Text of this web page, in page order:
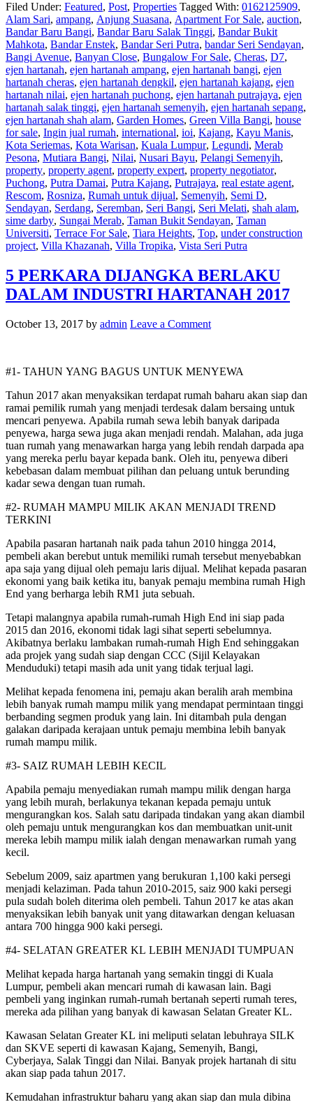
Filed Under: Featured, Post, Properties Tagged With: 0162125909,
Alam Sari, ampang, Anjung Suasana, Apartment For Sale, auction,
Bandar Baru Bangi, Bandar Baru Salak Tinggi, Bandar Bukit
Mahkota, Bandar Enstek, Bandar Seri Putra, bandar Seri Sendayan,
Bangi Avenue, Banyan Close, Bungalow For Sale, Cheras, D7,
ejen hartanah, ejen hartanah ampang, ejen hartanah bangi, ejen
hartanah cheras, ejen hartanah dengkil, ejen hartanah kajang, ejen
hartanah nilai, ejen hartanah puchong, ejen hartanah putrajaya, ejen
hartanah salak tinggi, ejen hartanah semenyih, ejen hartanah sepang,
ejen hartanah shah alam, Garden Homes, Green Villa Bangi, house
for sale, Ingin jual rumah, international, ioi, Kajang, Kayu Manis,
Kota Seriemas, Kota Warisan, Kuala Lumpur, Legundi, Merab
Pesona, Mutiara Bangi, Nilai, Nusari Bayu, Pelangi Semenyih,
property, property agent, property expert, property negotiator,
Puchong, Putra Damai, Putra Kajang, Putrajaya, real estate agent,
Rescom, Rosniza, Rumah untuk dijual, Semenyih, Semi D,
Sendayan, Serdang, Seremban, Seri Bangi, Seri Melati, shah alam,
sime darby, Sungai Merab, Taman Bukit Sendayan, Taman
Universiti, Terrace For Sale, Tiara Heights, Top, under construction
project, Villa Khazanah, Villa Tropika, Vista Seri Putra
5 PERKARA DIJANGKA BERLAKU
DALAM INDUSTRI HARTANAH 2017
October 13, 2017 by admin Leave a Comment
#1- TAHUN YANG BAGUS UNTUK MENYEWA
Tahun 2017 akan menyaksikan terdapat rumah baharu akan siap dan
ramai pemilik rumah yang menjadi terdesak dalam bersaing untuk
mencari penyewa. Apabila rumah sewa lebih banyak daripada
penyewa, harga sewa juga akan menjadi rendah. Malahan, ada juga
tuan rumah yang menawarkan harga yang lebih rendah darpada apa
yang mereka perlu bayar kepada bank. Oleh itu, penyewa diberi
kebebasan dalam membuat pilihan dan peluang untuk berunding
kadar sewa dengan tuan rumah.
#2- RUMAH MAMPU MILIK AKAN MENJADI TREND
TERKINI
Apabila pasaran hartanah naik pada tahun 2010 hingga 2014,
pembeli akan berebut untuk memiliki rumah tersebut menyebabkan
apa saja yang dijual oleh pemaju laris dijual. Melihat kepada pasaran
ekonomi yang baik ketika itu, banyak pemaju membina rumah High
End yang berharga lebih RM1 juta sebuah.
Tetapi malangnya apabila rumah-rumah High End ini siap pada
2015 dan 2016, ekonomi tidak lagi sihat seperti sebelum­nya.
Akibatnya berlaku lambakan rumah-rumah High End sehinggakan
ada projek yang sudah siap dengan CCC (Sijil Kelaya­kan
Menduduki) tetapi masih ada unit yang tidak terjual lagi.
Melihat kepada fenomena ini, pemaju akan beralih arah membina
lebih banyak rumah mampu milik yang mendapat permintaan tinggi
berbanding segmen produk yang lain. Ini ditambah pula dengan
galakan daripada kerajaan untuk pemaju membina lebih banyak
rumah mampu milik.
#3- SAIZ RUMAH LEBIH KECIL
Apabila pemaju menyediakan rumah mampu milik deng­an harga
yang lebih murah, berlakunya tekanan kepada pemaju untuk
mengurangkan kos. Salah satu daripada tindakan yang akan diambil
oleh pemaju untuk mengurangkan kos dan membuatkan unit-unit
mereka lebih mampu milik ialah dengan menawarkan rumah yang
kecil.
Sebelum 2009, saiz apartmen yang berukuran 1,100 kaki persegi
menjadi kelaziman. Pada tahun 2010-2015, saiz 900 kaki persegi
pula sudah boleh diterima oleh pembeli. Tahun 2017 ke atas akan
menyaksikan lebih banyak unit yang ditawarkan dengan keluasan
antara 700 hingga 900 kaki persegi.
#4- SELATAN GREATER KL LEBIH MENJADI TUMPUAN
Melihat kepada harga harta­nah yang semakin tinggi di Kuala
Lumpur, pembeli akan mencari rumah di kawasan lain. Bagi
pembeli yang inginkan rumah-rumah bertanah seperti rumah teres,
mereka ada pilihan yang banyak di kawasan Selatan Greater KL.
Kawasan Selatan Greater KL ini meliputi selatan lebuhraya SILK
dan SKVE seperti di kawasan Kajang, Semenyih, Ba­ngi,
Cyberjaya, Salak Tinggi dan Nilai. Banyak projek hartanah di situ
akan siap pada tahun 2017.
Kemudahan infrastruktur baharu yang akan siap dan mula dibina